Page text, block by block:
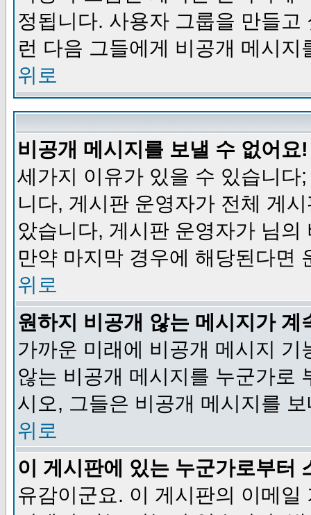
정됩니다. 사용자 그룹을 만들
런 다음 그들에게 비공개 메시지
위로
비공개 메시지를 보낼 수 없어요!
세가지 이유가 있을 수 있습니
니다, 게시판 운영자가 전체 게
았습니다, 게시판 운영자가 님
만약 마지막 경우에 해당된다면
위로
원하지 비공개 않는 메시지가 계
가까운 미래에 비공개 메시지
않는 비공개 메시지를 누군가로
시오, 그들은 비공개 메시지를
위로
이 게시판에 있는 누군가로부터
유감이군요. 이 게시판의 이메